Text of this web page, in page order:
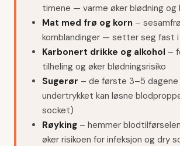
timene — varme øker blødning og
Mat med frø og korn –
kornblandinger — setter seg fast
Karbonert drikke og alkohol –
tilheling og øker blødningsrisiko
Sugerør – de første 3–5
undertrykket kan løsne
socket)
Røyking – hemmer
øker risikoen for infeksjon og dry